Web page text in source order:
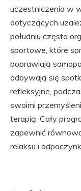
uczestniczenia w
dotyczących
południu często
sportowe, które
poprawiają
odbywają się
refleksyjne,
swoimi
terapią. Cały
zapewnić
relaksu i